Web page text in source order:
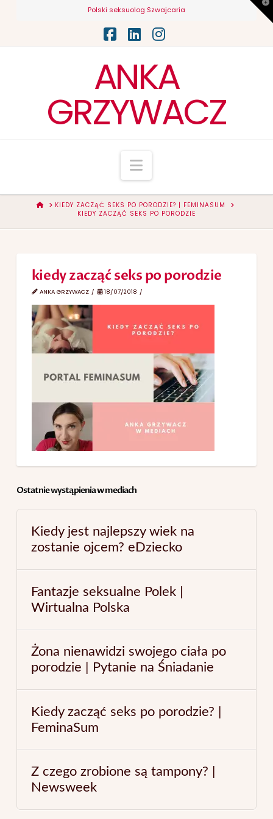
Polski seksuolog Szwajcaria
Facebook
LinkedInInstagram
ANKA
GRZYWACZ
Navigation
HOMEKIEDY ZACZĄĆ SEKS PO PORODZIE? | FEMINASUM
KIEDY ZACZĄĆ SEKS PO PORODZIE
kiedy zacząć seks po porodzie
ANKA GRZYWACZ 18/07/2018
Ostatnie wystąpienia w mediach
Kiedy jest najlepszy wiek na
zostanie ojcem? eDziecko
Fantazje seksualne Polek |
Wirtualna Polska
Żona nienawidzi swojego ciała po
porodzie | Pytanie na Śniadanie
Kiedy zacząć seks po porodzie? |
FeminaSum
Z czego zrobione są tampony? |
Newsweek